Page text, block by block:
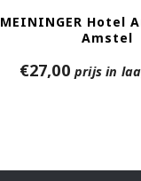
MEININGER Hotel
Amstel
€27,00 prijs in